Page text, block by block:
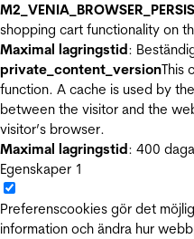
shopping cart functionality on
Maximal lagringstid:
private_content_versionThis
function. A cache is used by
between the visitor and the
visitor’s browser.
Maximal lagringstid: 400
Egenskaper 1
Preferenscookies gör det
information och ändra hur